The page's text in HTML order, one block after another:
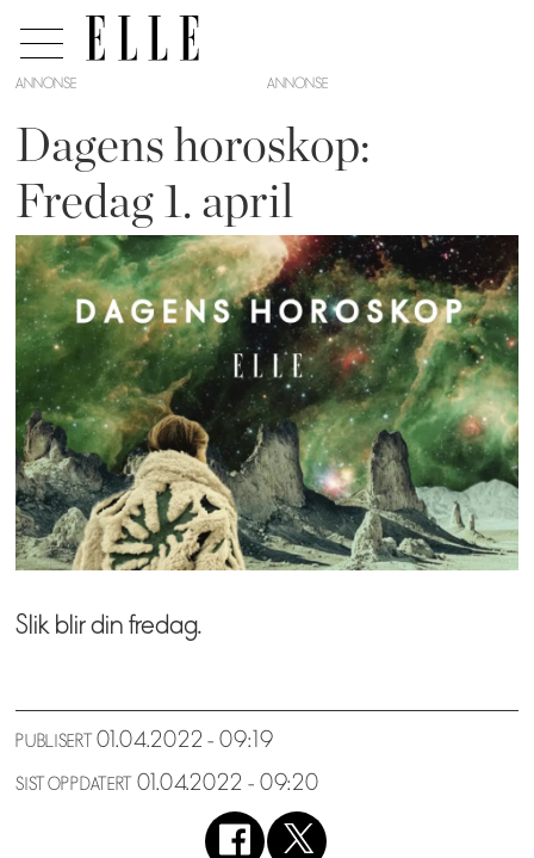
ANNONSE
Dagens horoskop:
Fredag 1. april
Slik blir din fredag.
PUBLISERT 01.04.2022 - 09:19
SIST OPPDATERT 01.04.2022 - 09:20